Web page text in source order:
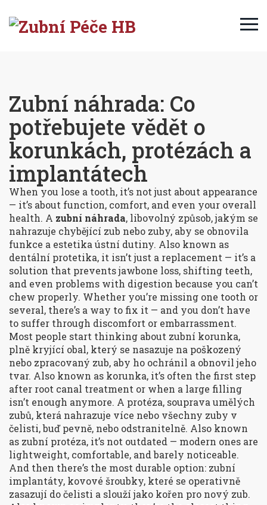
Zubní náhrada: Co
potřebujete vědět o
korunkách, protézách a
implantátech
When you lose a tooth, it’s not just about appearance
— it’s about function, comfort, and even your overall
health. A zubní náhrada, libovolný způsob, jakým se
nahrazuje chybějící zub nebo zuby, aby se obnovila
funkce a estetika ústní dutiny. Also known as
dentální protetika, it isn’t just a replacement — it’s a
solution that prevents jawbone loss, shifting teeth,
and even problems with digestion because you can’t
chew properly. Whether you’re missing one tooth or
several, there’s a way to fix it — and you don’t have
to suffer through discomfort or embarrassment.
Most people start thinking about zubní korunka,
plně kryjící obal, který se nasazuje na poškozený
nebo zpracovaný zub, aby ho ochránil a obnovil jeho
tvar. Also known as korunka, it’s often the first step
after root canal treatment or when a large filling
isn’t enough anymore. A protéza, souprava umělých
zubů, která nahrazuje více nebo všechny zuby v
čelisti, buď pevně, nebo odstranitelně. Also known
as zubní protéza, it’s not outdated — modern ones are
lightweight, comfortable, and barely noticeable.
And then there’s the most durable option: zubní
implantáty, kovové šroubky, které se operativně
zasazují do čelisti a slouží jako kořen pro nový zub.